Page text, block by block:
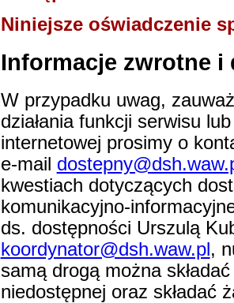
Niniejsze oświadczenie
Informacje zwrotne i
W przypadku uwag,
działania funkcji serwisu
internetowej prosimy o
e-mail
kwestiach dotyczących
komunikacyjno-
ds. dostępności Urszulą
koordynator@dsh.waw.pl,
samą drogą można
niedostępnej oraz składać